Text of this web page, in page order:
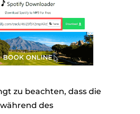
zu beachten, dass die
des